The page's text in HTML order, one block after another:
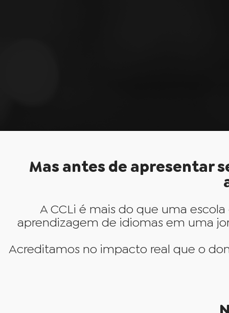
Mas antes de apresentar
A CCLi é mais do que uma
aprendizagem de idiomas em uma
Acreditamos no impacto real que o